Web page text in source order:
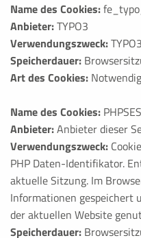
Name des Cookies:
Anbieter:TYPO3
Verwendungszweck:
Speicherdauer:
Art des Cookies:
Name des Cookies:
Anbieter:Anbieter dieser
Verwendungszweck:
PHP Daten-Identifikator.
aktuelle Sitzung. Im
Informationen gespeichert
der aktuellen Website
Speicherdauer: